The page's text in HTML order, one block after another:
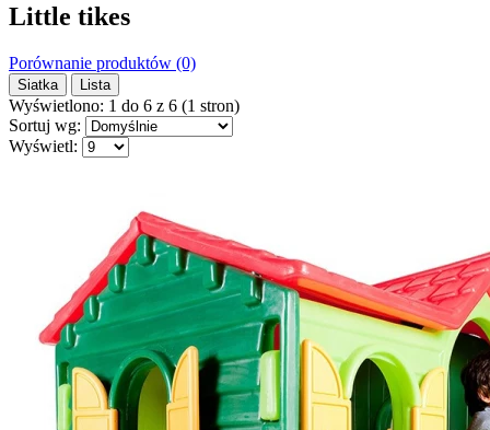
Little tikes
Porównanie produktów (0)
Siatka Lista
Wyświetlono: 1 do 6 z 6 (1 stron)
Sortuj wg:
Wyświetl: